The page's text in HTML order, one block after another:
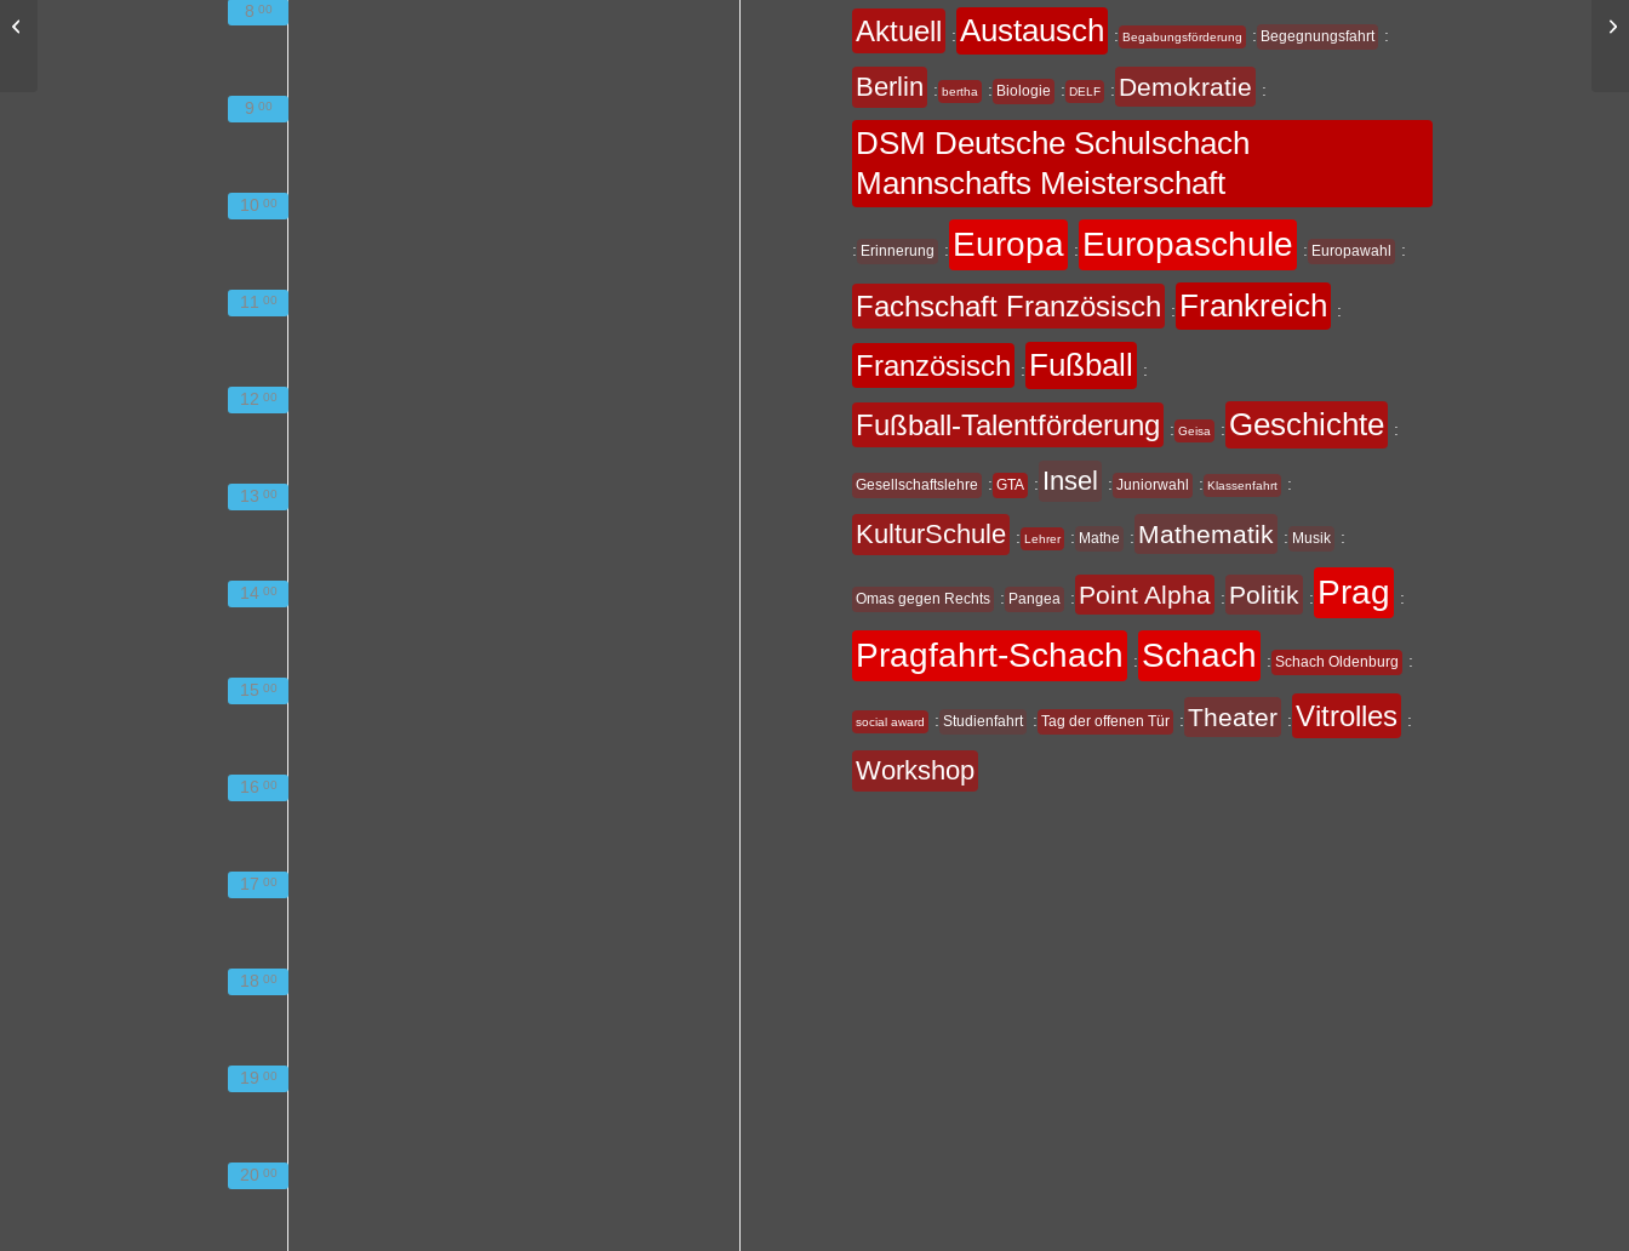
8 00
9 00
10 00
11 00
12 00
13 00
14 00
15 00
16 00
17 00
18 00
19 00
20 00
Aktuell : Austausch : Begabungsförderung : Begegnungsfahrt :
Berlin : bertha : Biologie : DELF : Demokratie :
DSM Deutsche Schulschach
Mannschafts Meisterschaft
: Erinnerung : Europa : Europaschule : Europawahl :
Fachschaft Französisch : Frankreich :
Französisch : Fußball :
Fußball-Talentförderung : Geisa : Geschichte :
Gesellschaftslehre : GTA : Insel : Juniorwahl : Klassenfahrt :
KulturSchule : Lehrer : Mathe : Mathematik : Musik :
Omas gegen Rechts : Pangea : Point Alpha : Politik : Prag :
Pragfahrt-Schach : Schach : Schach Oldenburg :
social award : Studienfahrt : Tag der offenen Tür : Theater : Vitrolles :
Workshop